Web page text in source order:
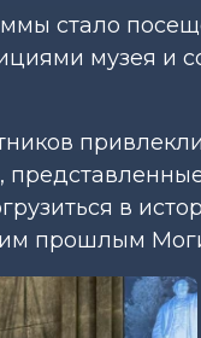
стало
музея и
в
прошлым